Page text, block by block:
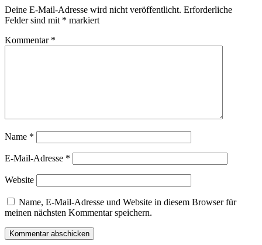
Deine E-Mail-Adresse wird nicht veröffentlicht. Erforderliche
Felder sind mit * markiert
Kommentar *
Name *
E-Mail-Adresse *
Website
Name, E-Mail-Adresse und Website in diesem Browser für
meinen nächsten Kommentar speichern.